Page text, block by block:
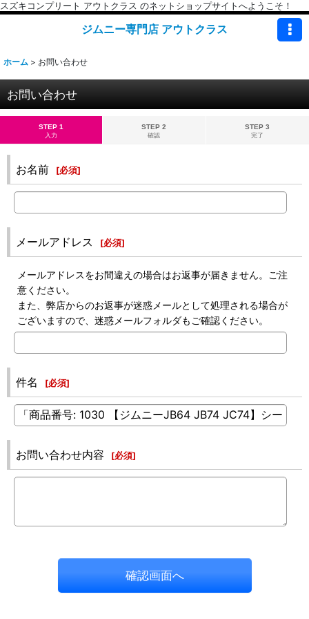
スズキコンプリート アウトクラス のネットショップサイトへようこそ！
ジムニー専門店 アウトクラス
ホーム > お問い合わせ
お問い合わせ
STEP 1
入力
STEP 2
確認
STEP 3
完了
お名前 [必須]
メールアドレス [必須]
メールアドレスをお間違えの場合はお返事が届きません。ご注
意ください。
また、弊店からのお返事が迷惑メールとして処理される場合が
ございますので、迷惑メールフォルダもご確認ください。
件名 [必須]
お問い合わせ内容 [必須]
確認画面へ